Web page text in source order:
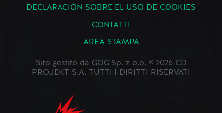
DECLARACIÓN SOBRE EL USO DE COOKIES
CONTATTI
AREA STAMPA
Sito gestito da GOG Sp. z o.o. © 2026 CD
PROJEKT S.A. TUTTI I DIRITTI RISERVATI